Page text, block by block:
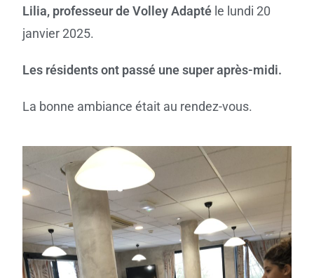
Lilia, professeur de Volley Adapté le lundi 20
janvier 2025.
Les résidents ont passé une super après-midi.
La bonne ambiance était au rendez-vous.